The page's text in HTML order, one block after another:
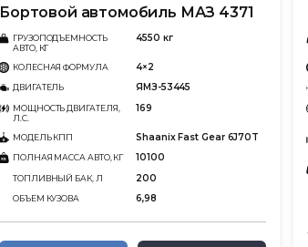
Бортовой автомобиль МАЗ 4371
ГРУЗОПОДЪЕМНОСТЬ
АВТО, КГ
4550 кг
КОЛЕСНАЯ ФОРМУЛА 4×2
ДВИГАТЕЛЬ ЯМЗ-53445
МОЩНОСТЬ ДВИГАТЕЛЯ,
Л.С.
169
МОДЕЛЬ КПП Shaanix Fast Gear 6J70T
ПОЛНАЯ МАССА АВТО, КГ 10100
ТОПЛИВНЫЙ БАК, Л 200
ОБЪЕМ КУЗОВА 6,98